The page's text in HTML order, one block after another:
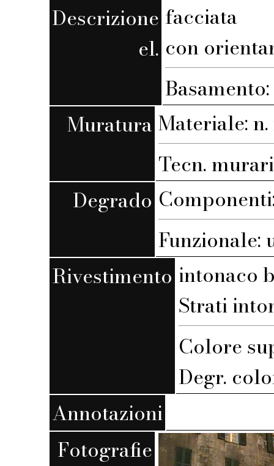
Descrizione
el.
facciata
con
Muratura Materiale: n.
Tecn.
Degrado
Funzionale:
Rivestimento intonaco
Strati
Colore
Degr.
Annotazioni
Fotografie